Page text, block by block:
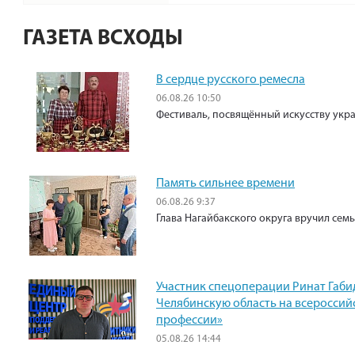
ГАЗЕТА ВСХОДЫ
В сердце русского ремесла
06.08.26 10:50
Фестиваль, посвящённый искусству
Память сильнее времени
06.08.26 9:37
Глава Нагайбакского округа вручил
Участник спецоперации Ринат
Челябинскую область на
профессии»
05.08.26 14:44